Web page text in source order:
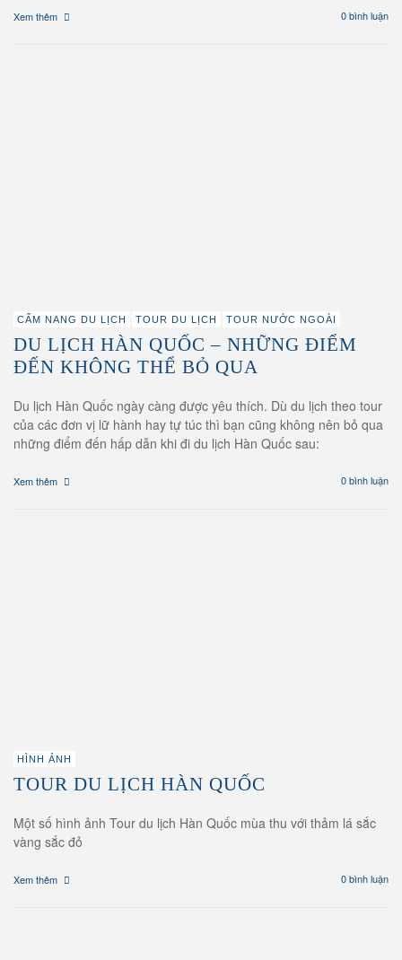
Xem thêm 0 bình luận
CẨM NANG DU LỊCH TOUR DU LỊCH TOUR NƯỚC NGOÀI
DU LỊCH HÀN QUỐC – NHỮNG ĐIỂM
ĐẾN KHÔNG THỂ BỎ QUA
Du lịch Hàn Quốc ngày càng được yêu thích. Dù du lịch theo tour
của các đơn vị lữ hành hay tự túc thì bạn cũng không nên bỏ qua
những điểm đến hấp dẫn khi đi du lịch Hàn Quốc sau:
Xem thêm 0 bình luận
HÌNH ẢNH
TOUR DU LỊCH HÀN QUỐC
Một số hình ảnh Tour du lịch Hàn Quốc mùa thu với thảm lá sắc
vàng sắc đỏ
Xem thêm 0 bình luận